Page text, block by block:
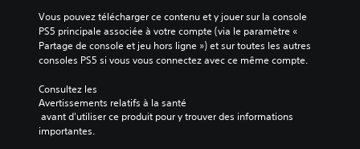
Vous pouvez télécharger ce contenu et y jouer sur la console
PS5 principale associée à votre compte (via le paramètre «
Partage de console et jeu hors ligne ») et sur toutes les autres
consoles PS5 si vous vous connectez avec ce même compte.
Consultez les
Avertissements relatifs à la santé
importantes.